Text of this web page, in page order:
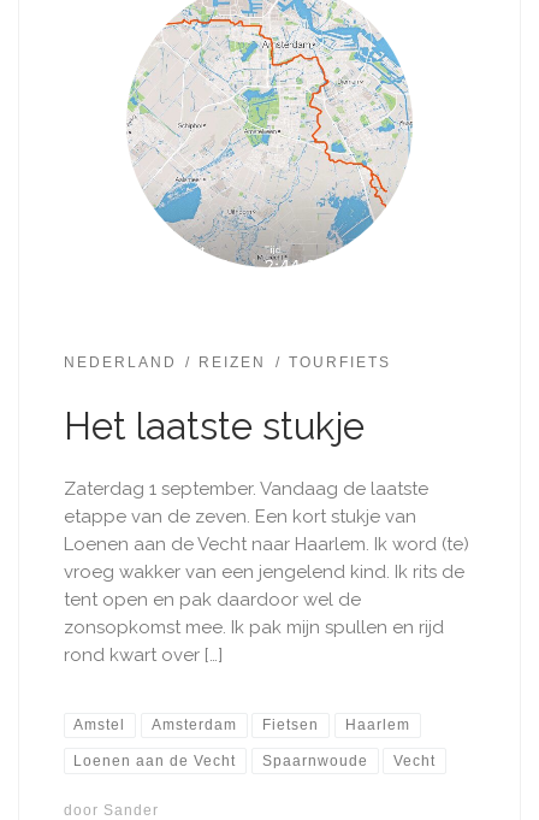
NEDERLAND REIZEN TOURFIETS
Het laatste stukje
Zaterdag 1 september. Vandaag de laatste
etappe van de zeven. Een kort stukje van
Loenen aan de Vecht naar Haarlem. Ik word (te)
vroeg wakker van een jengelend kind. Ik rits de
tent open en pak daardoor wel de
zonsopkomst mee. Ik pak mijn spullen en rijd
rond kwart over […]
Amstel Amsterdam Fietsen Haarlem
Loenen aan de Vecht Spaarnwoude Vecht
door Sander